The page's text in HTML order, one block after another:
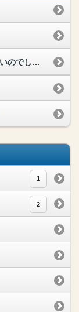
受講期限を過ぎると、サポートを受けられないのでしょうか？
1
2